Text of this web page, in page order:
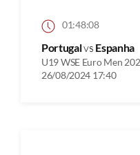
01:48:08
Portugalvs Espanha
U19 WSE Euro Men
26/08/2024 17:40